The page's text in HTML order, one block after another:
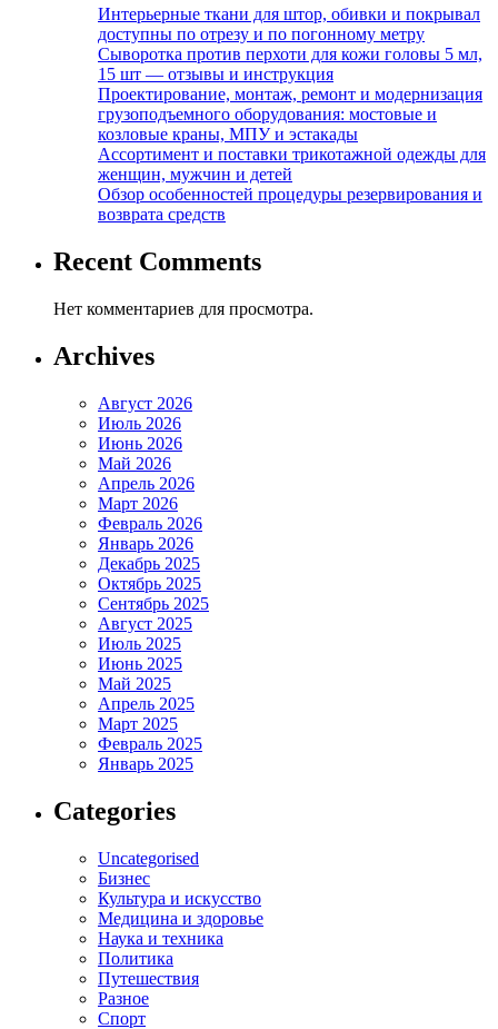
Интерьерные ткани для штор, обивки и покрывал
доступны по отрезу и по погонному метру
Сыворотка против перхоти для кожи головы 5 мл,
15 шт — отзывы и инструкция
Проектирование, монтаж, ремонт и модернизация
грузоподъемного оборудования: мостовые и
козловые краны, МПУ и эстакады
Ассортимент и поставки трикотажной одежды для
женщин, мужчин и детей
Обзор особенностей процедуры резервирования и
возврата средств
Recent Comments
Нет комментариев для просмотра.
Archives
Август 2026
Июль 2026
Июнь 2026
Май 2026
Апрель 2026
Март 2026
Февраль 2026
Январь 2026
Декабрь 2025
Октябрь 2025
Сентябрь 2025
Август 2025
Июль 2025
Июнь 2025
Май 2025
Апрель 2025
Март 2025
Февраль 2025
Январь 2025
Categories
Uncategorised
Бизнес
Культура и искусство
Медицина и здоровье
Наука и техника
Политика
Путешествия
Разное
Спорт